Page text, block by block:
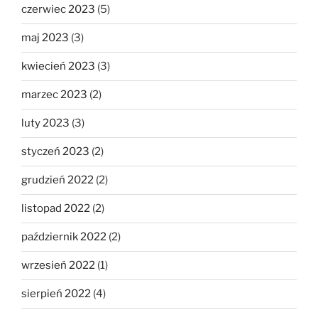
czerwiec 2023 (5)
maj 2023 (3)
kwiecień 2023 (3)
marzec 2023 (2)
luty 2023 (3)
styczeń 2023 (2)
grudzień 2022 (2)
listopad 2022 (2)
październik 2022 (2)
wrzesień 2022 (1)
sierpień 2022 (4)